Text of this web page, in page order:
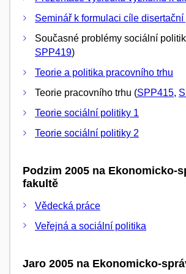
Seminář k formulaci cíle disertační
Současné problémy sociální
SPP419)
Teorie a politika pracovního trhu
Teorie pracovního trhu (SPP415,
Teorie sociální politiky 1
Teorie sociální politiky 2
Podzim 2005 na Ekonomicko-
fakultě
Vědecká práce
Veřejná a sociální politika
Jaro 2005 na Ekonomicko-